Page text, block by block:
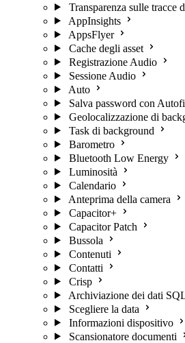
Transparenza sulle tracce
AppInsights
AppsFlyer
Cache degli asset
Registrazione Audio
Sessione Audio
Auto
Salva password con
Geolocalizzazione di
Task di background
Barometro
Bluetooth Low Energy
Luminosità
Calendario
Anteprima della camera
Capacitor+
Capacitor Patch
Bussola
Contenuti
Contatti
Crisp
Archiviazione dei dati
Scegliere la data
Informazioni dispositivo
Scansionatore documenti